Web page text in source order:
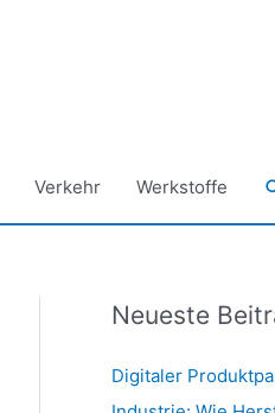
Verkehr Werkstoffe
Neueste
Digitaler